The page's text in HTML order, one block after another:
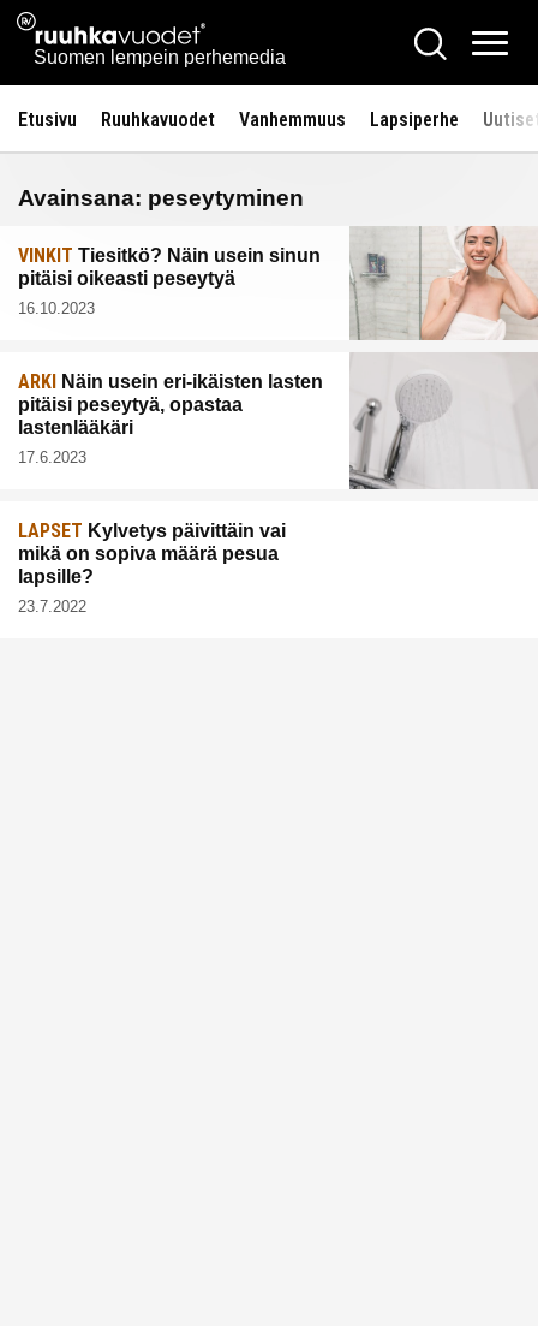
Siirry
sisältöön
Ruuhkavuodet.fi
Suomen lempein perhemedia
Hae
Etusivu Ruuhkavuodet Vanhemmuus Lapsiperhe
Avainsana: peseytyminen
VINKIT Tiesitkö? Näin usein sinun
pitäisi oikeasti peseytyä
16.10.2023
ARKI Näin usein eri-ikäisten lasten
pitäisi peseytyä, opastaa
lastenlääkäri
17.6.2023
LAPSET Kylvetys päivittäin vai
mikä on sopiva määrä pesua
lapsille?
23.7.2022